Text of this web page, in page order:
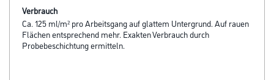
Verbrauch
Ca. 125 ml/m² pro Arbeitsgang auf glattem Untergrund. Auf rauen
Flächen entsprechend mehr. Exakten Verbrauch durch
Probebeschichtung ermitteln.